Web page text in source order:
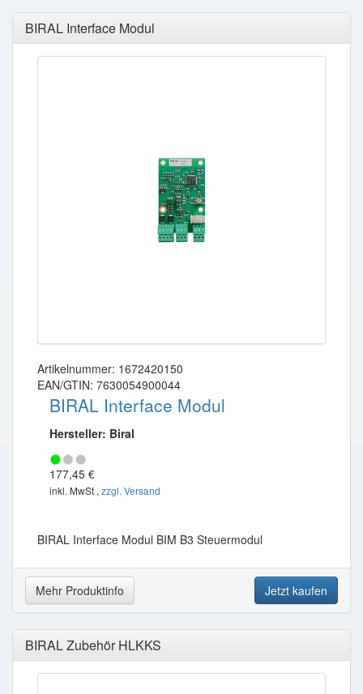
BIRAL Interface Modul
Artikelnummer: 1672420150
EAN/GTIN: 7630054900044
BIRAL Interface Modul
Hersteller: Biral
177,45 €
inkl. MwSt , zzgl. Versand
BIRAL Interface Modul BIM B3 Steuermodul
Mehr Produktinfo Jetzt kaufen
BIRAL Zubehör HLKKS